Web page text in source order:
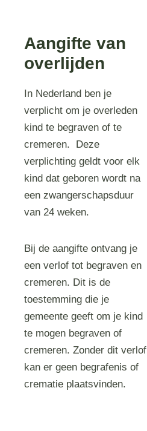
Aangifte van
overlijden
In Nederland ben je
verplicht om je overleden
kind te begraven of te
cremeren. Deze
verplichting geldt voor elk
kind dat geboren wordt na
een zwangerschapsduur
van 24 weken.
Bij de aangifte ontvang je
een verlof tot begraven en
cremeren. Dit is de
toestemming die je
gemeente geeft om je kind
te mogen begraven of
cremeren. Zonder dit verlof
kan er geen begrafenis of
crematie plaatsvinden.